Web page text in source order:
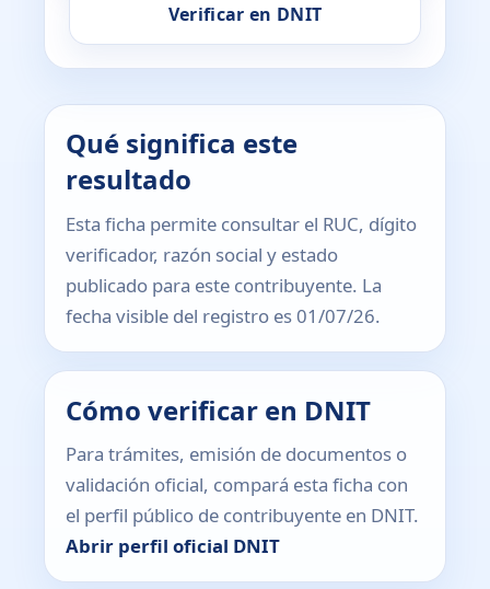
Verificar en DNIT
Qué significa este
resultado
Esta ficha permite consultar el RUC, dígito
verificador, razón social y estado
publicado para este contribuyente. La
fecha visible del registro es 01/07/26.
Cómo verificar en DNIT
Para trámites, emisión de documentos o
validación oficial, compará esta ficha con
el perfil público de contribuyente en DNIT.
Abrir perfil oficial DNIT